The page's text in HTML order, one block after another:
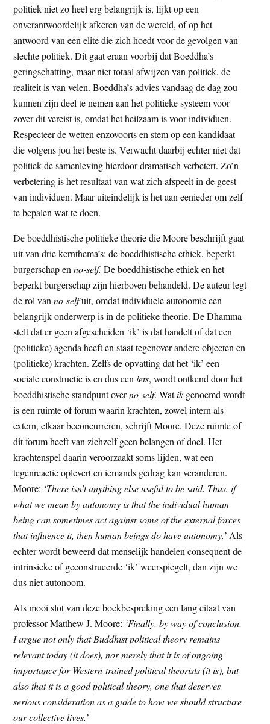
politiek niet zo heel erg belangrijk is, lijkt op een
onverantwoordelijk afkeren van de wereld, of op het
antwoord van een elite die zich hoedt voor de gevolgen van
slechte politiek. Dit gaat eraan voorbij dat Boeddha’s
geringschatting, maar niet totaal afwijzen van politiek, de
realiteit is van velen. Boeddha’s advies vandaag de dag zou
kunnen zijn deel te nemen aan het politieke systeem voor
zover dit vereist is, omdat het heilzaam is voor individuen.
Respecteer de wetten enzovoorts en stem op een kandidaat
die volgens jou het beste is. Verwacht daarbij echter niet dat
politiek de samenleving hierdoor dramatisch verbetert. Zo’n
verbetering is het resultaat van wat zich afspeelt in de geest
van individuen. Maar uiteindelijk is het aan eenieder om zelf
te bepalen wat te doen.
De boeddhistische politieke theorie die Moore beschrijft gaat
uit van drie kernthema’s: de boeddhistische ethiek, beperkt
burgerschap enno-self.De boeddhistische ethiek en het
beperkt burgerschap zijn hierboven behandeld. De auteur legt
de rol vanno-selfuit, omdat individuele autonomie een
belangrijk onderwerp is in de politieke theorie. De Dhamma
stelt dat er geen afgescheiden ‘ik’ is dat handelt of dat een
(politieke) agenda heeft en staat tegenover andere objecten en
(politieke) krachten. Zelfs de opvatting dat het ‘ik’ een
sociale constructie is en dus eeniets, wordt ontkend door het
boeddhistische standpunt overno-self. Watik genoemd wordt
is een ruimte of forum waarin krachten, zowel intern als
extern, elkaar beconcurreren, schrijft Moore. Deze ruimte of
dit forum heeft van zichzelf geen belangen of doel. Het
krachtenspel daarin veroorzaakt soms lijden, wat een
tegenreactie oplevert en iemands gedrag kan veranderen.
Moore: ‘There isn’t anything else useful to be said. Thus, if
what we mean by autonomy is that the individual human
being can sometimes act against some of the external forces
that influence it, then human beings do have autonomy.’ Als
echter wordt beweerd dat menselijk handelen consequent de
intrinsieke of geconstrueerde ‘ik’ weerspiegelt, dan zijn we
dus niet autonoom.
Als mooi slot van deze boekbespreking een lang citaat van
professor Matthew J. Moore: ‘Finally, by way of conclusion,
I argue not only that Buddhist political theory remains
relevant today (it does), nor merely that it is of ongoing
importance for Western-trained political theorists (it is), but
also that it is a good political theory, one that deserves
serious consideration as a guide to how we should structure
our collective lives.’